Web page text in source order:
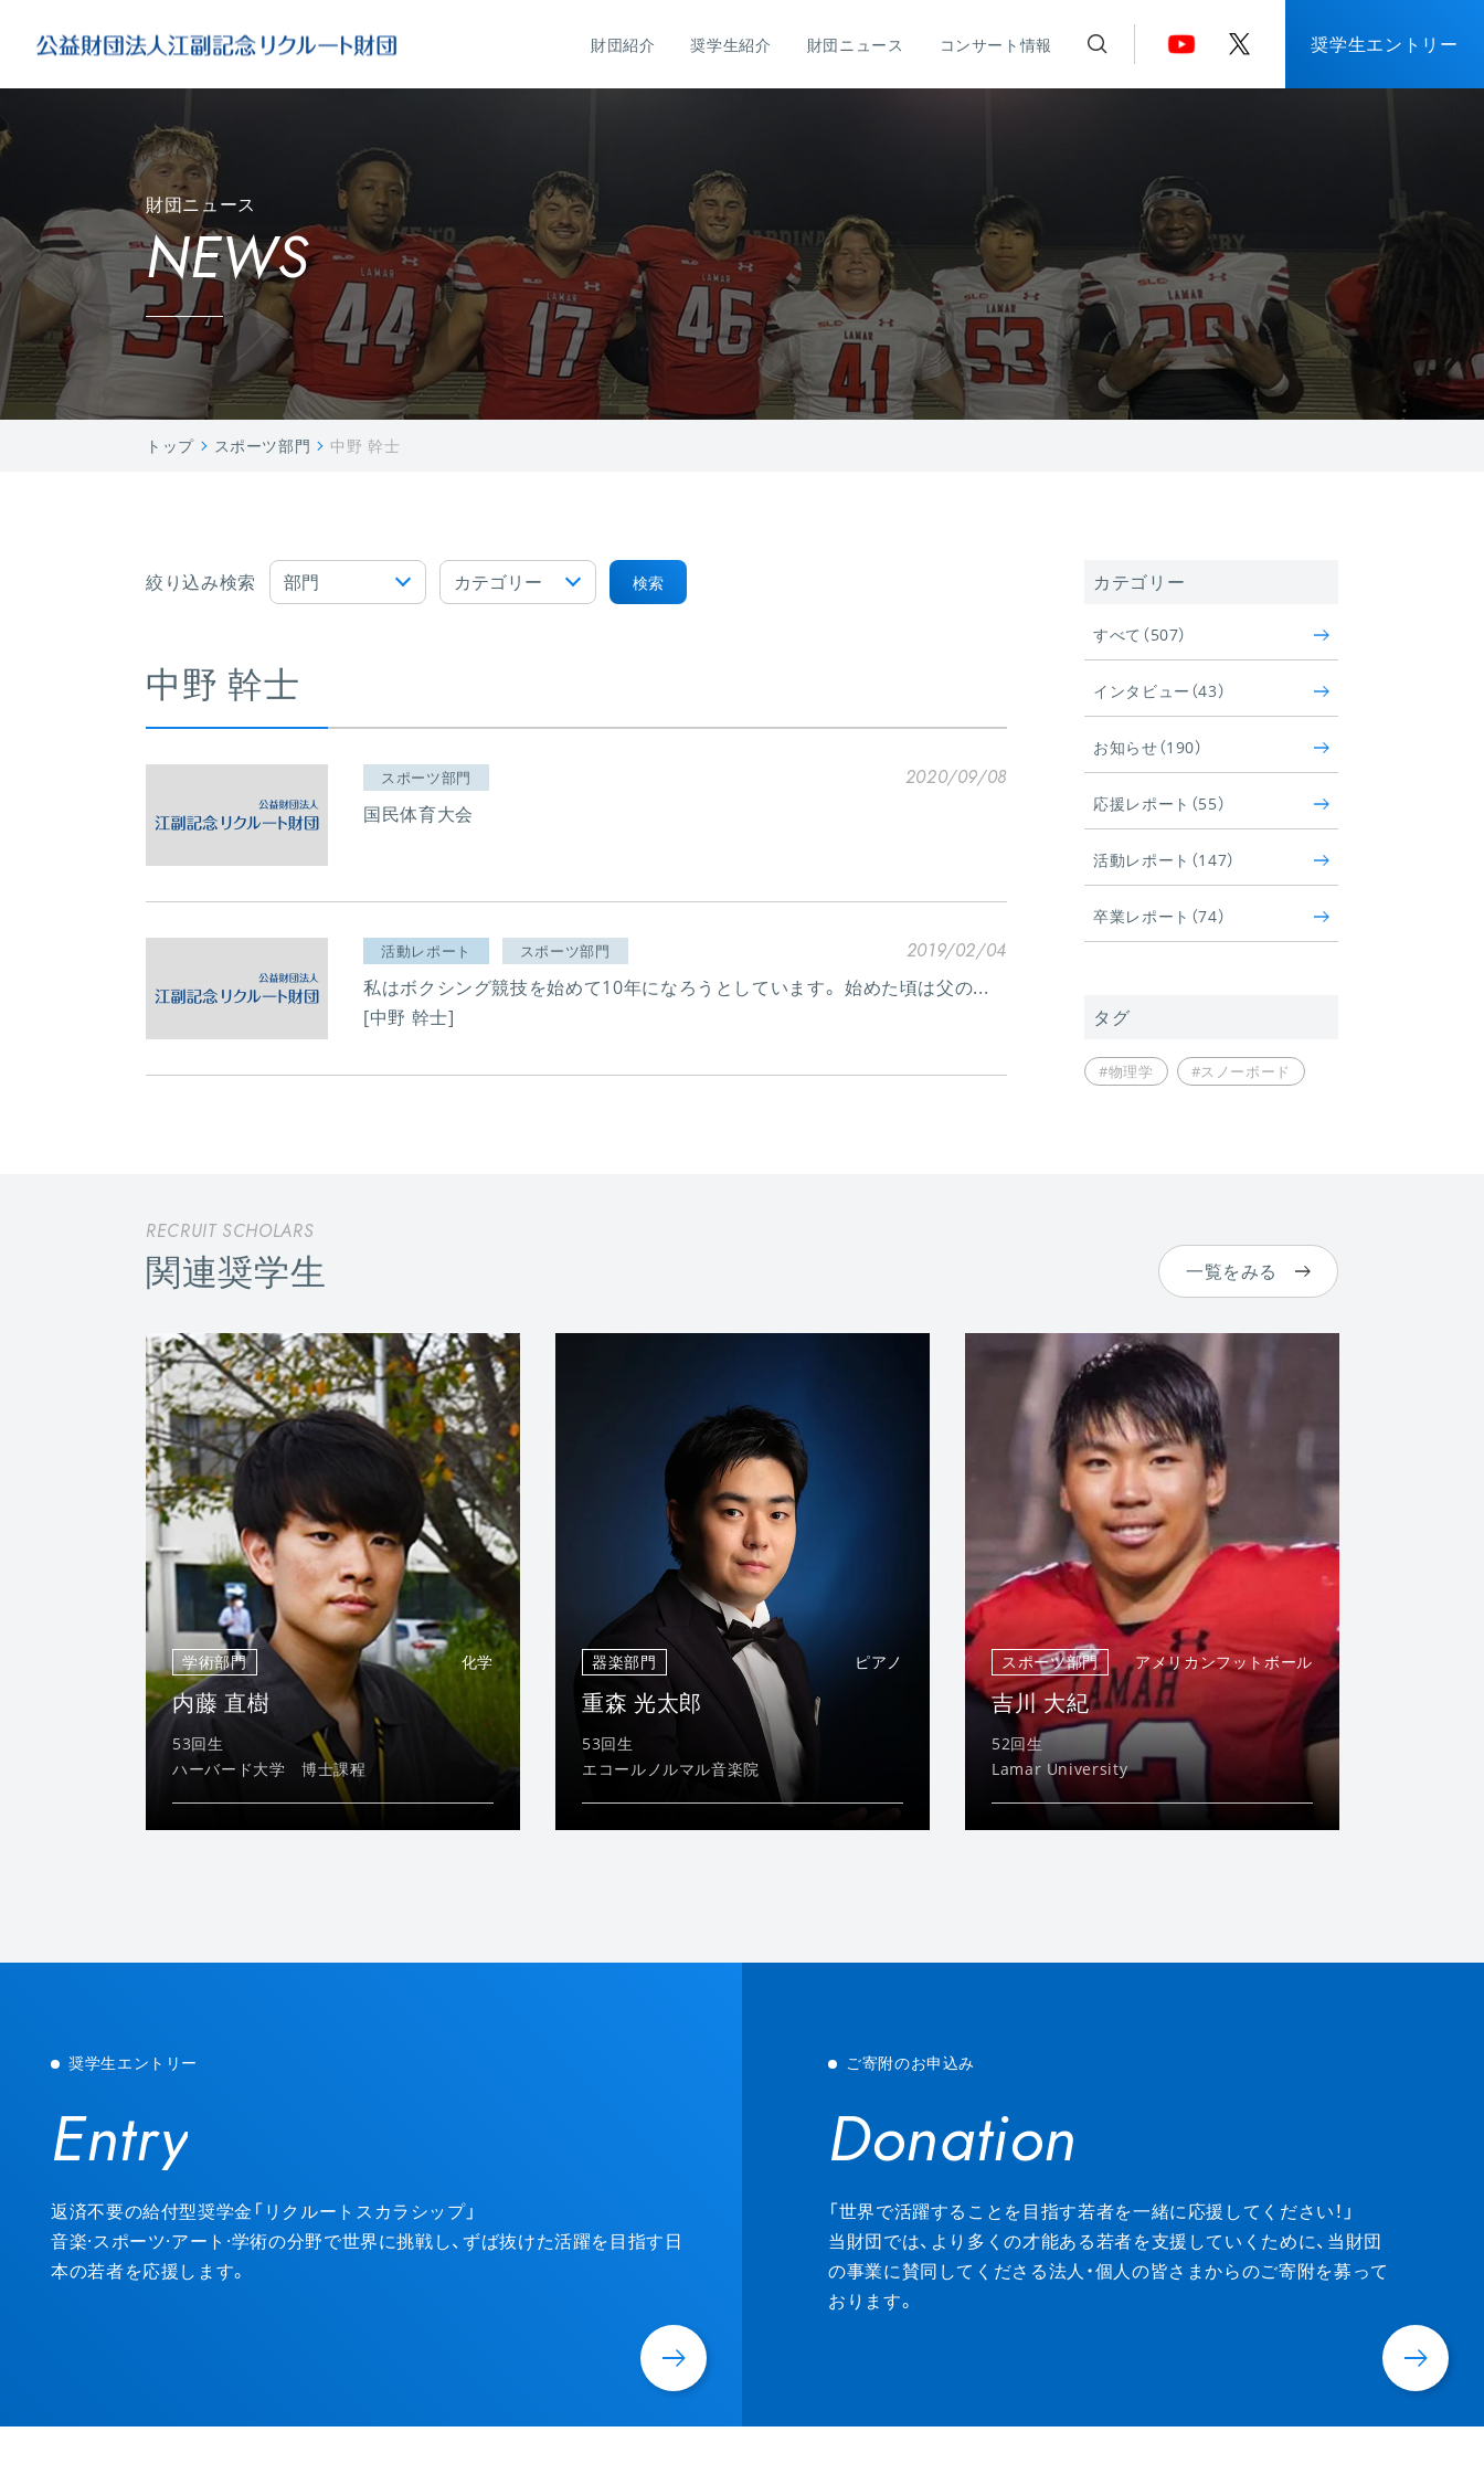
財団紹介 奨学生紹介 財団ニュース コンサート情報 奨学生エントリー
財団ニュース
NEWS
トップ スポーツ部門 中野 幹士
絞り込み検索 検索
中野 幹士
スポーツ部門 2020/09/08
国民体育大会
活動レポート スポーツ部門 2019/02/04
私はボクシング競技を始めて10年になろうとしています。 始めた頃は父の...
[中野 幹士]
カテゴリー
すべて（507）
インタビュー（43）
お知らせ（190）
応援レポート（55）
活動レポート（147）
卒業レポート（74）
タグ
#物理学 #スノーボード
RECRUIT SCHOLARS
関連奨学生 一覧をみる
学術部門 化学
内藤 直樹
53回生
ハーバード大学 博士課程
器楽部門 ピアノ
重森 光太郎
53回生
エコールノルマル音楽院
スポーツ部門 アメリカンフットボール
吉川 大紀
52回生
Lamar University
奨学生エントリー
Entry
Entry
返済不要の給付型奨学金「リクルートスカラシップ」
音楽·スポーツ·アート·学術の分野で世界に挑戦し、ずば抜けた活躍を目指す日
本の若者を応援します。
ご寄附のお申込み
Donation
Donation
「世界で活躍することを目指す若者を一緒に応援してください！」
当財団では、より多くの才能ある若者を支援していくために、当財団
の事業に賛同してくださる法人・個人の皆さまからのご寄附を募って
おります。